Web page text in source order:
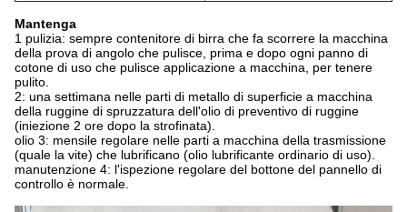
Mantenga
1 pulizia: sempre contenitore di birra che fa scorrere la macchina
della prova di angolo che pulisce, prima e dopo ogni panno di
cotone di uso che pulisce applicazione a macchina, per tenere
pulito.
2: una settimana nelle parti di metallo di superficie a macchina
della ruggine di spruzzatura dell'olio di preventivo di ruggine
(iniezione 2 ore dopo la strofinata).
olio 3: mensile regolare nelle parti a macchina della trasmissione
(quale la vite) che lubrificano (olio lubrificante ordinario di uso).
manutenzione 4: l'ispezione regolare del bottone del pannello di
controllo è normale.